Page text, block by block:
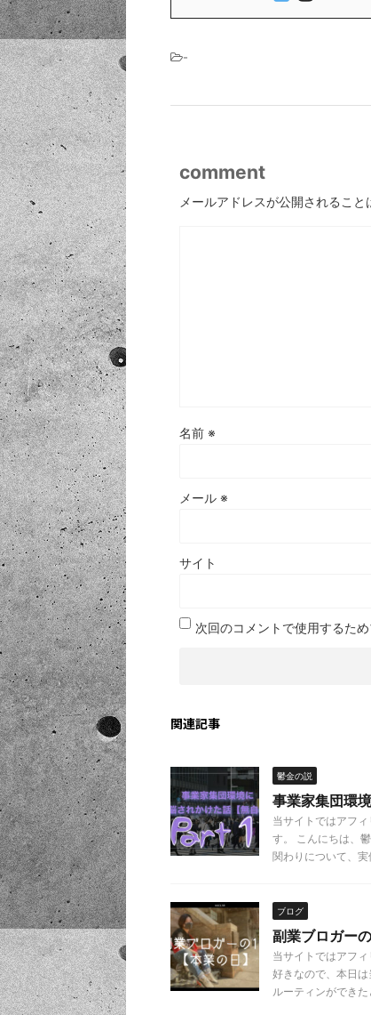
-
comment
メールアドレスが公開されること
名前 ※
メール ※
サイト
次回のコメントで使用するた
関連記事
鬱金の説
事業家集団環
当サイトではアフ
す。 こんにちは、
関わりについて、実
ブログ
副業ブロガー
当サイトではアフ
好きなので、本日
ルーティンができた